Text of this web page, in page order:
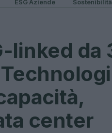
ESG Aziende Sostenibilità
linked da
center